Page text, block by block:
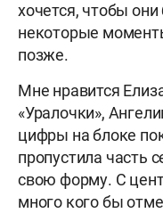
хочется, чтобы
некоторые
позже.
Мне нравится
«Уралочки»,
цифры на блоке
пропустила часть
свою форму. С
много кого бы